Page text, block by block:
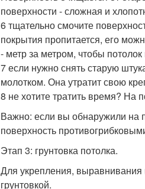
поверхности - сложная и
6 тщательно смочите
покрытия пропитается, его
- метр за метром, чтобы
7 если нужно снять старую
молотком. Она утратит свою
8 не хотите тратить время? На
Важно: если вы обнаружили на
поверхность
Этап 3: грунтовка потолка.
Для укрепления, выравнивания
грунтовкой.